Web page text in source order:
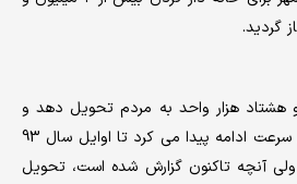
یکصد و هشتاد هزار واحد به مردم تحویل دهد و
وضعیت یک میلیون واحد دیگر، پیشرفت هفتاد درصدی باشد. یک میلیون واحدی که اگر با همان سرعت ادامه پیدا می کرد تا اوایل سال 93
آنچه تاکنون گزارش شده است، تحویل